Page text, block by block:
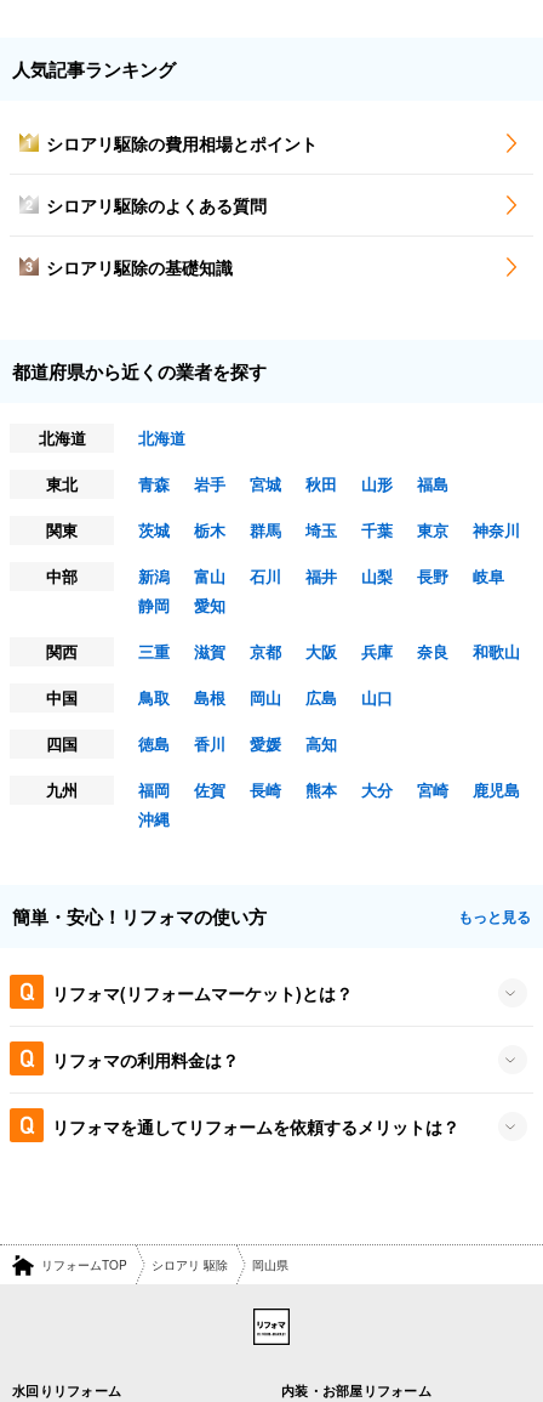
人気記事ランキング
1 シロアリ駆除の費用相場とポイント
2 シロアリ駆除のよくある質問
3 シロアリ駆除の基礎知識
都道府県から近くの業者を探す
北海道
北海道
東北
青森 岩手 宮城 秋田 山形
福島
関東
茨城 栃木 群馬 埼玉 千葉 東京
神奈川
中部
新潟 富山 石川 福井 山梨 長野
岐阜
静岡
愛知
関西
三重 滋賀 京都 大阪 兵庫 奈良
和歌山
中国
鳥取 島根 岡山 広島
山口
四国
徳島 香川 愛媛
高知
九州
福岡 佐賀 長崎 熊本 大分 宮崎
鹿児島
沖縄
簡単・安心！リフォマの使い方 もっと見る
リフォマ(リフォームマーケット)とは？
リフォマの利用料金は？
リフォマを通してリフォームを依頼するメリットは？
リフォームTOP シロアリ 駆除 岡山県
水回りリフォーム 内装・お部屋リフォーム